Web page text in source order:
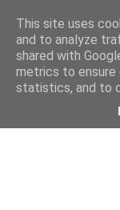
This site uses
and to analyze
shared with
metrics to ensure
statistics, and to